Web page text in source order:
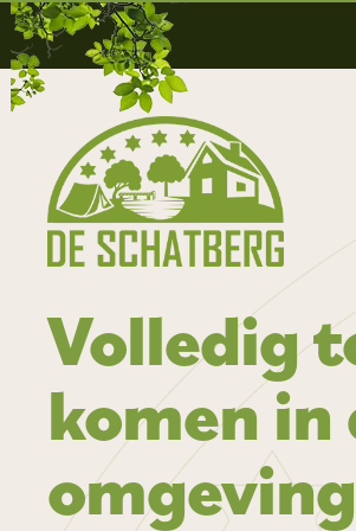
Volledig
komen in
omgeving